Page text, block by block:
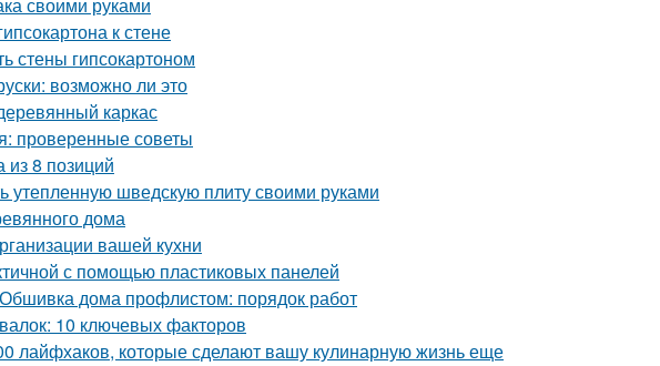
к стене
стены гипсокартоном
возможно ли это
каркас
проверенные советы
из 8 позиций
утепленную шведскую плиту своими руками
дома
вашей кухни
с помощью пластиковых панелей
дома профлистом: порядок работ
10 ключевых факторов
лайфхаков, которые сделают вашу кулинарную жизнь еще